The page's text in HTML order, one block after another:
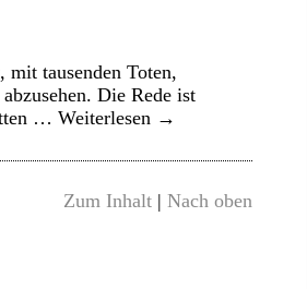
tausenden Toten,
Die Rede ist
… Weiterlesen →
Zum Inhalt | Nach oben